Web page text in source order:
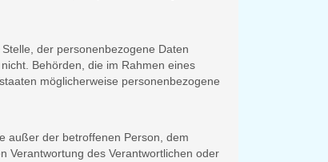
der personenbezogene Daten
Behörden, die im Rahmen eines
möglicherweise personenbezogene
außer der betroffenen Person, dem
Verantwortung des Verantwortlichen oder